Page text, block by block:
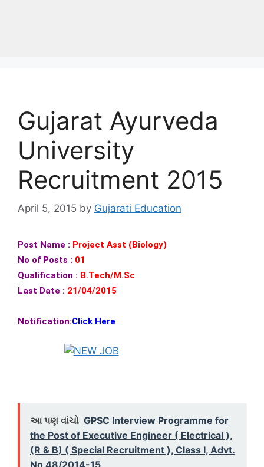
Gujarat Ayurveda
University
Recruitment 2015
April 5, 2015 by Gujarati Education
Post Name : Project Asst (Biology)
No of Posts : 01
Qualification : B.Tech/M.Sc
Last Date : 21/04/2015
Notification:Click Here
આ પણ વાંચો GPSC Interview Programme for
the Post of Executive Engineer ( Electrical ),
(R & B) ( Special Recruitment ), Class I, Advt.
No 48/2014-15